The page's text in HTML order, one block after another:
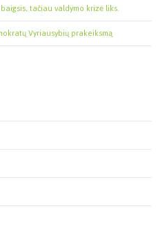
tačiau valdymo krizė liks.
Vyriausybių prakeiksmą